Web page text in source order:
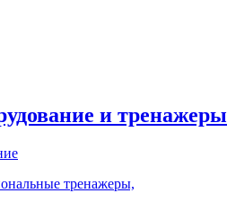
и тренажеры
тренажеры,